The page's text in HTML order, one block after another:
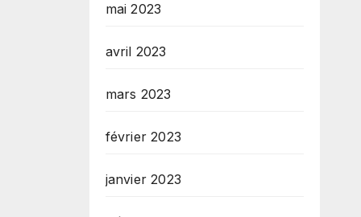
mai 2023
avril 2023
mars 2023
février 2023
janvier 2023